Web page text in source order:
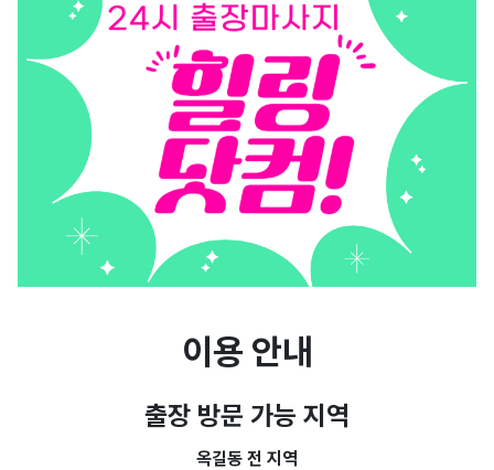
이용 안내
출장 방문 가능 지역
옥길동 전 지역